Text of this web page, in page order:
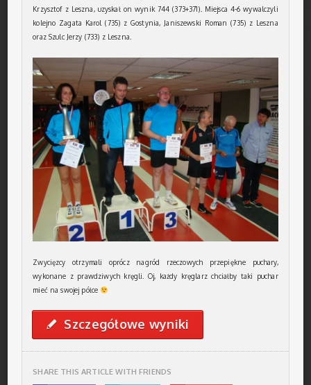
Krzysztof z Leszna, uzyskał on wynik 744 (373+371). Miejsca 4-6 wywalczyli
kolejno Zagata Karol (735) z Gostynia, Janiszewski Roman (735) z Leszna
oraz Szulc Jerzy (733) z Leszna.
Zwycięzcy otrzymali oprócz nagród rzeczowych przepiękne puchary,
wykonane z prawdziwych kręgli. Oj, każdy kręglarz chciałby taki puchar
mieć na swojej półce
✎ Szczegółowe wyniki
SHARE THIS ARTICLE WITH FRIENDS